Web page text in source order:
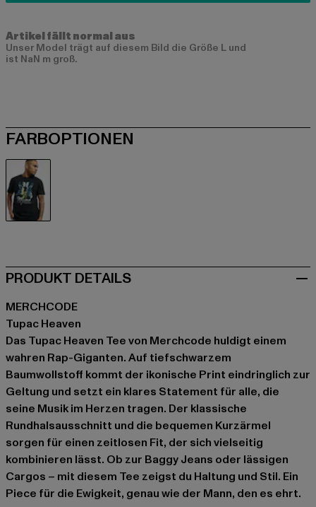
Artikel fällt normal aus
Unser Model trägt auf diesem Bild die Größe L und
ist NaN m groß.
FARBOPTIONEN
PRODUKT DETAILS
MERCHCODE
Tupac Heaven
Das Tupac Heaven Tee von Merchcode huldigt einem
wahren Rap-Giganten. Auf tiefschwarzem
Baumwollstoff kommt der ikonische Print eindringlich zur
Geltung und setzt ein klares Statement für alle, die
seine Musik im Herzen tragen. Der klassische
Rundhalsausschnitt und die bequemen Kurzärmel
sorgen für einen zeitlosen Fit, der sich vielseitig
kombinieren lässt. Ob zur Baggy Jeans oder lässigen
Cargos – mit diesem Tee zeigst du Haltung und Stil. Ein
Piece für die Ewigkeit, genau wie der Mann, den es ehrt.